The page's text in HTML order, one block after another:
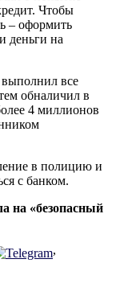
Чтобы
– оформить
деньги на
все
обналичил в
4 миллионов
в полицию и
с банком.
на «безопасный
,